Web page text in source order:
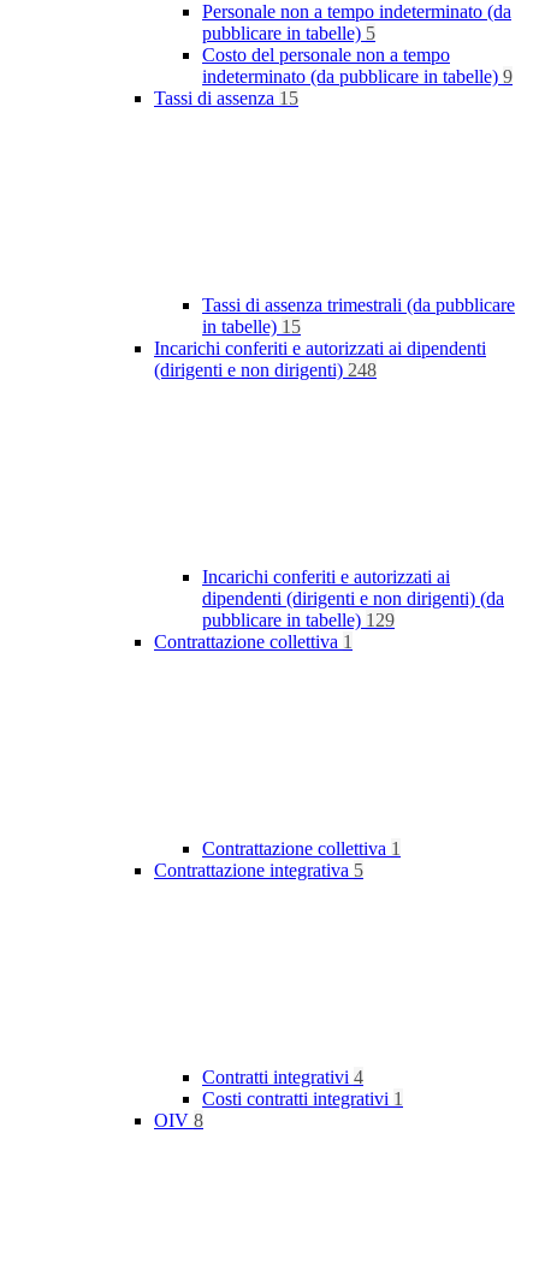
Personale non a tempo indeterminato (da
pubblicare in tabelle) 5
Costo del personale non a tempo
indeterminato (da pubblicare in tabelle) 9
Tassi di assenza 15
Tassi di assenza trimestrali (da pubblicare
in tabelle) 15
Incarichi conferiti e autorizzati ai dipendenti
(dirigenti e non dirigenti) 248
Incarichi conferiti e autorizzati ai
dipendenti (dirigenti e non dirigenti) (da
pubblicare in tabelle) 129
Contrattazione collettiva 1
Contrattazione collettiva 1
Contrattazione integrativa 5
Contratti integrativi 4
Costi contratti integrativi 1
OIV 8